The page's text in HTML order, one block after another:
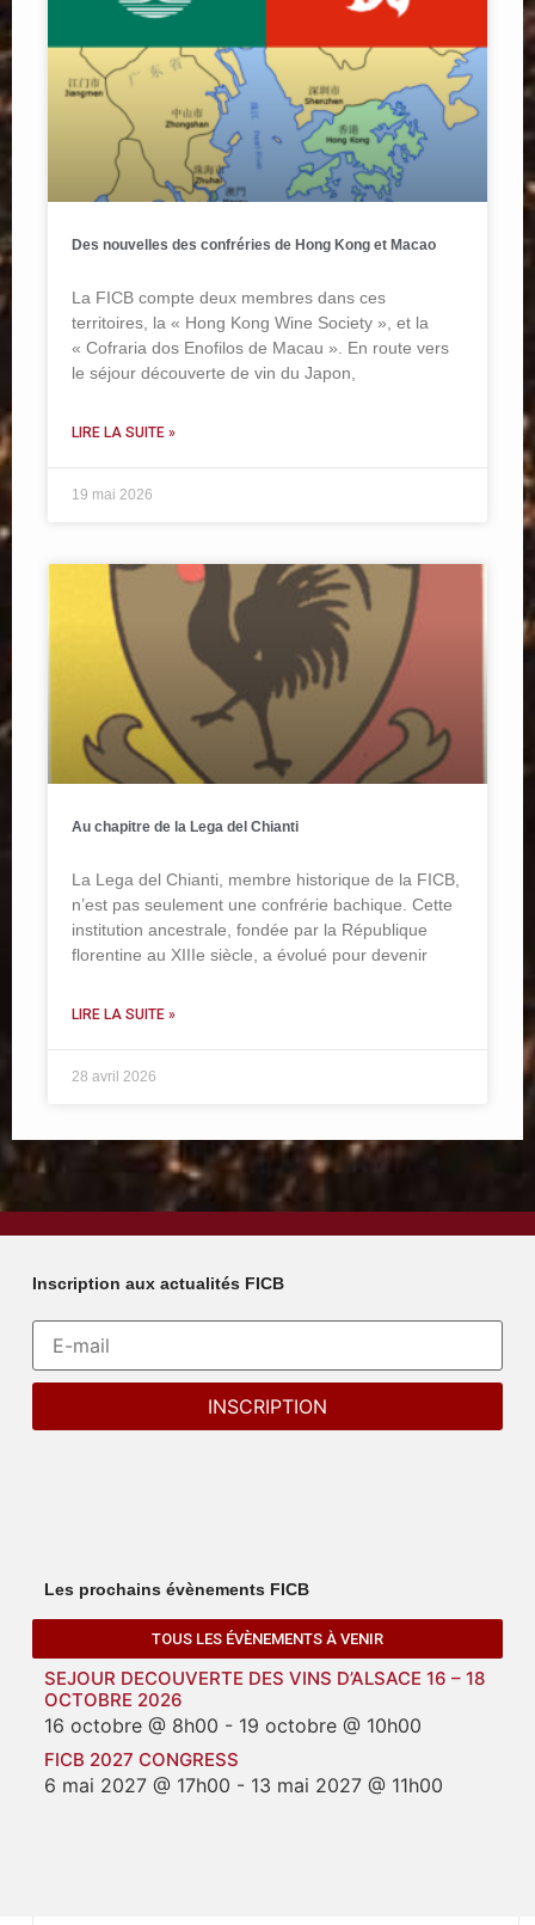
Des nouvelles des confréries de Hong Kong et Macao
La FICB compte deux membres dans ces
territoires, la « Hong Kong Wine Society », et la
« Cofraria dos Enofilos de Macau ». En route vers
le séjour découverte de vin du Japon,
LIRE LA SUITE »
19 mai 2026
Au chapitre de la Lega del Chianti
La Lega del Chianti, membre historique de la FICB,
n’est pas seulement une confrérie bachique. Cette
institution ancestrale, fondée par la République
florentine au XIIIe siècle, a évolué pour devenir
LIRE LA SUITE »
28 avril 2026
Inscription aux actualités FICB
Les prochains évènements FICB
TOUS LES ÉVÈNEMENTS À VENIR
SEJOUR DECOUVERTE DES VINS D’ALSACE 16 – 18
OCTOBRE 2026
16 octobre @ 8h00 - 19 octobre @ 10h00
FICB 2027 CONGRESS
6 mai 2027 @ 17h00 - 13 mai 2027 @ 11h00